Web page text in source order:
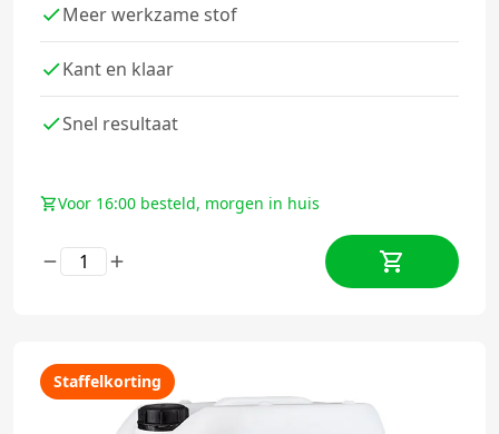
Meer werkzame stof
Kant en klaar
Snel resultaat
Voor 16:00 besteld, morgen in huis
Staffelkorting